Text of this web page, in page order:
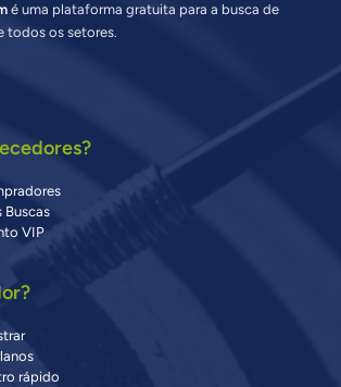
é uma plataforma gratuita para a busca de
todos os setores.
Buscas
VIP
rápido